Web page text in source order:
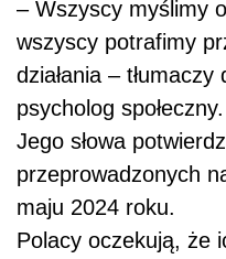
– Wszyscy myślimy
wszyscy potrafimy
działania –
psycholog społeczny.
Jego słowa
przeprowadzonych
maju 2024 roku.
Polacy oczekują, że